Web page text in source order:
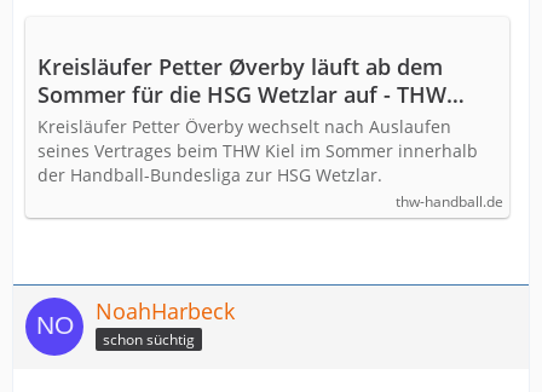
Kreisläufer Petter Øverby läuft ab dem
Sommer für die HSG Wetzlar auf - THW
Handball
Kreisläufer Petter Överby wechselt nach Auslaufen
seines Vertrages beim THW Kiel im Sommer innerhalb
der Handball-Bundesliga zur HSG Wetzlar.
thw-handball.de
NoahHarbeck
schon süchtig